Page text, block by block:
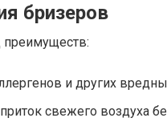
бризеров
преимуществ:
и других
свежего воздуха